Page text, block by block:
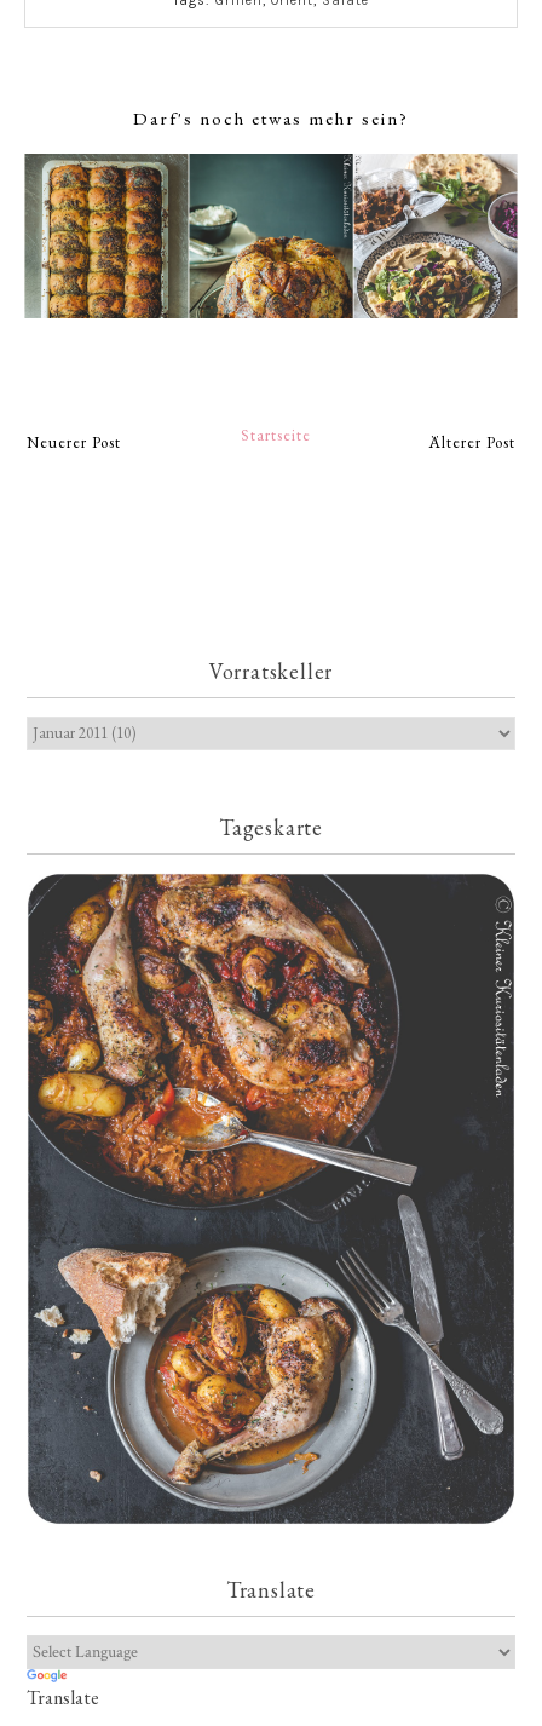
Darf's noch etwas mehr sein?
Neuerer Post Älterer Post
Startseite
Vorratskeller
Tageskarte
Geschmorte Hähnchenschenkel auf Paprikakraut und kleinen
Kartoffeln
Translate
Translate